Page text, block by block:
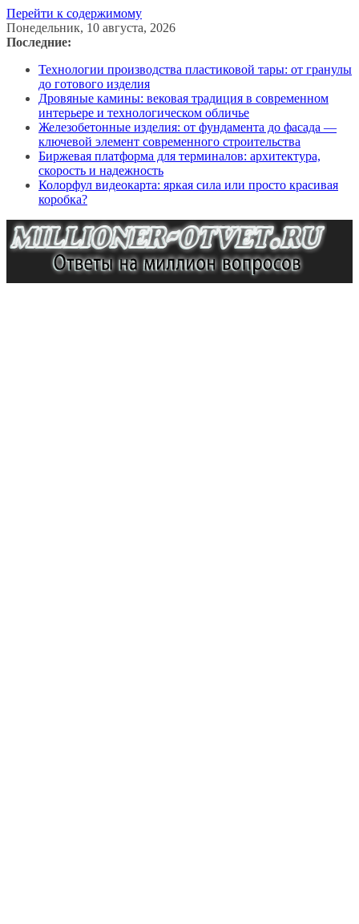
Перейти к содержимому
Понедельник, 10 августа, 2026
Последние:
Технологии производства пластиковой тары: от гранулы
до готового изделия
Дровяные камины: вековая традиция в современном
интерьере и технологическом обличье
Железобетонные изделия: от фундамента до фасада —
ключевой элемент современного строительства
Биржевая платформа для терминалов: архитектура,
скорость и надежность
Колорфул видеокарта: яркая сила или просто красивая
коробка?